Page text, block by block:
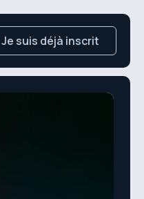
Je suis déjà inscrit